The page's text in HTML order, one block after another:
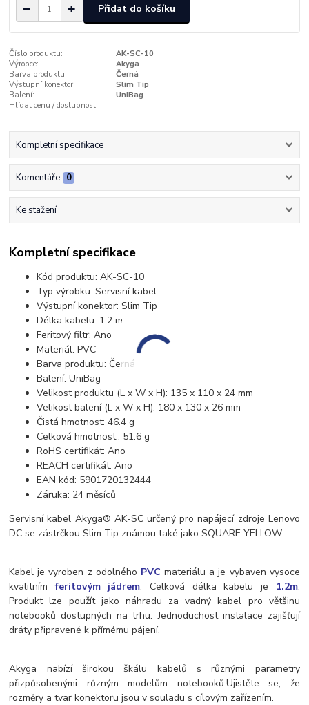
Přidat do košíku
Číslo produktu:
AK-SC-10
Výrobce:
Akyga
Barva produktu:
Černá
Výstupní konektor:
Slim Tip
Balení:
UniBag
Hlídat cenu / dostupnost
Kompletní specifikace
Komentáře 0
Ke stažení
Kompletní specifikace
Kód produktu: AK-SC-10
Typ výrobku: Servisní kabel
Výstupní konektor: Slim Tip
Délka kabelu: 1.2 m
Feritový filtr: Ano
Materiál: PVC
Barva produktu: Černá
Balení: UniBag
Velikost produktu (L x W x H): 135 x 110 x 24 mm
Velikost balení (L x W x H): 180 x 130 x 26 mm
Čistá hmotnost: 46.4 g
Celková hmotnost.: 51.6 g
RoHS certifikát: Ano
REACH certifikát: Ano
EAN kód: 5901720132444
Záruka: 24 měsíců
Servisní kabel Akyga® AK-SCurčený pro napájecí zdroje Lenovo
DC se zástrčkouSlim Tip známou také jakoSQUARE YELLOW.
Kabel je vyroben z odolného PVC materiálu a je vybaven vysoce
kvalitnímferitovým jádrem. Celková délka kabelu je 1.2m.
Produkt lze použít jako náhradu za vadný kabel pro většinu
notebooků dostupných na trhu. Jednoduchost instalace zajišťují
dráty připravené k přímému pájení.
Akyga nabízí širokou škálu kabelů s různými parametry
přizpůsobenými různým modelům notebooků.Ujistěte se, že
rozměry a tvar konektoru jsou v souladu s cílovým zařízením.